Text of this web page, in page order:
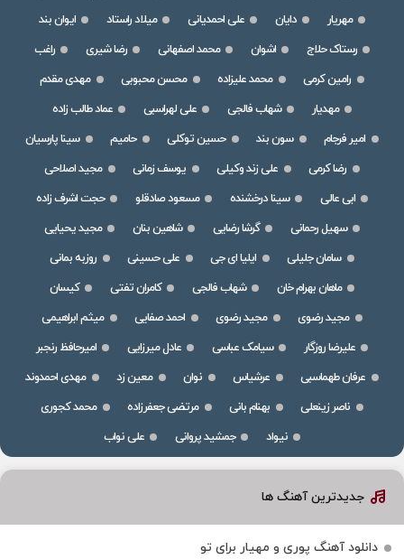
مهریار
دایان علی احمدیانی میلاد راستاد
ایوان بند
رستاک حلاج
اشوان محمد اصفهانی رضا شیری
راغب
رامین کرمی
محمد علیزاده محسن محبوبی
مهدی مقدم
مهدیار
شهاب فالجی علی لهراسبی
عماد طالب زاده
امیر فرجام
سون بند حسین توکلی حامیم
سینا پارسیان
رضا کرمی
علی زند وکیلی یوسف زمانی
مجید اصلاحی
ابی عالی
سینا درخشنده مسعود صادقلو
حجت اشرف زاده
سهیل رحمانی
گرشا رضایی شاهین بنان
مجید یحیایی
سامان جلیلی
ایلیا ای جی علی حسینی
روزبه بمانی
ماهان بهرام خان
شهاب فالجی کامران تفتی
کیسان
مجید رضوی
مجید رضوی احمد صفایی
میثم ابراهیمی
علیرضا روزگار
سیامک عباسی عادل میرزایی
امیرحافظ رنجبر
عرفان طهماسبی
عرشیاس نوان معین زد
مهدی احمدوند
ناصر زینعلی
بهنام بانی مرتضی جعفرزاده
محمد کجوری
نیواد
جمشید پروانی علی نواب
جدیدترین آهنگ ها
دانلود آهنگ پوری و مهیار برای تو